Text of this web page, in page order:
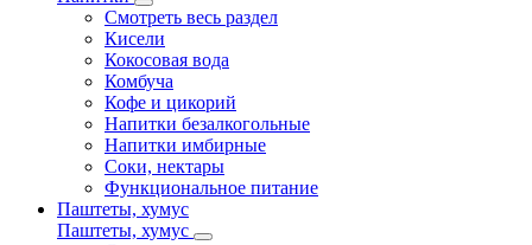
Смотреть весь раздел
Кисели
Кокосовая вода
Комбуча
Кофе и цикорий
Напитки безалкогольные
Напитки имбирные
Соки, нектары
Функциональное питание
Паштеты, хумус
Паштеты, хумус